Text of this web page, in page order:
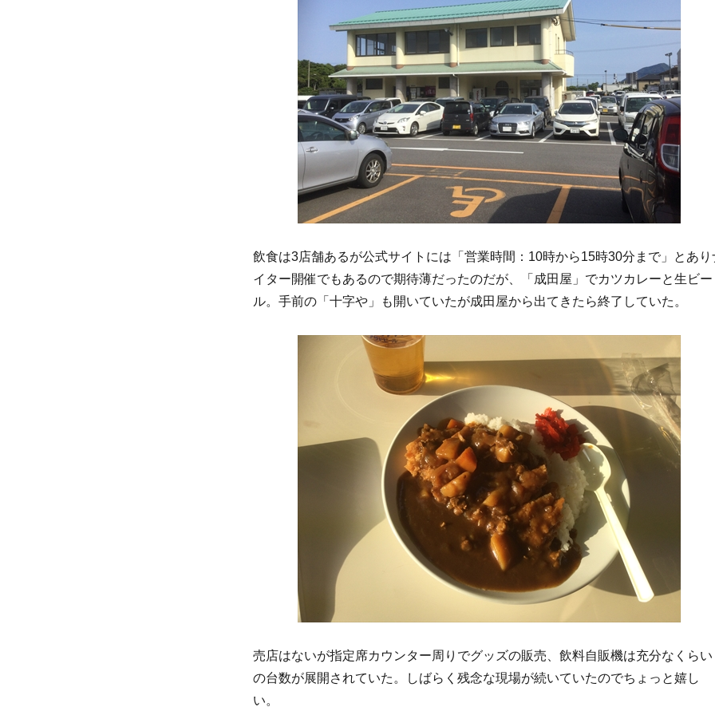
飲食は3店舗あるが公式サイトには「営業時間：10時から15時30分まで」とあり
イター開催でもあるので期待薄だったのだが、「成田屋」でカツカレーと生ビー
ル。手前の「十字や」も開いていたが成田屋から出てきたら終了していた。
売店はないが指定席カウンター周りでグッズの販売、飲料自販機は充分なくらい
の台数が展開されていた。しばらく残念な現場が続いていたのでちょっと嬉し
い。